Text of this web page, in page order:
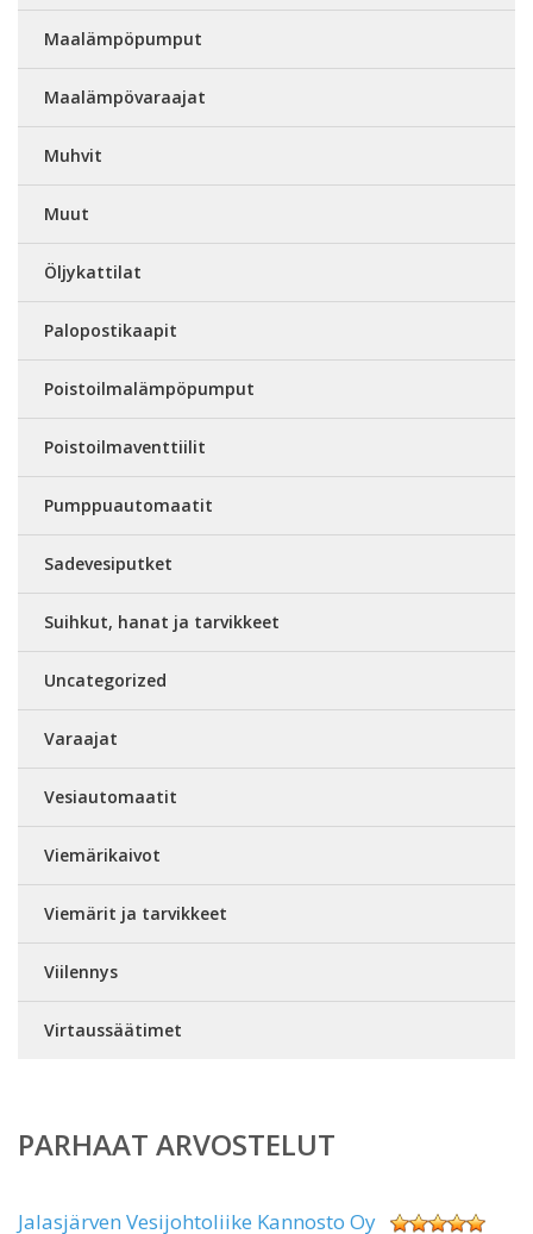
Maalämpöpumput
Maalämpövaraajat
Muhvit
Muut
Öljykattilat
Palopostikaapit
Poistoilmalämpöpumput
Poistoilmaventtiilit
Pumppuautomaatit
Sadevesiputket
Suihkut, hanat ja tarvikkeet
Uncategorized
Varaajat
Vesiautomaatit
Viemärikaivot
Viemärit ja tarvikkeet
Viilennys
Virtaussäätimet
PARHAAT ARVOSTELUT
Jalasjärven Vesijohtoliike Kannosto Oy